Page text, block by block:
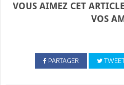
VOUS AIMEZ CET
VOS
PARTAGER